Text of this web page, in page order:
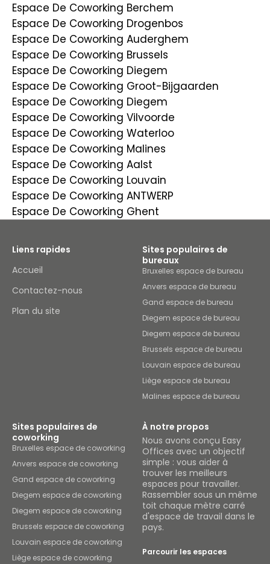
Espace De Coworking Berchem
Espace De Coworking Drogenbos
Espace De Coworking Auderghem
Espace De Coworking Brussels
Espace De Coworking Diegem
Espace De Coworking Groot-Bijgaarden
Espace De Coworking Diegem
Espace De Coworking Vilvoorde
Espace De Coworking Waterloo
Espace De Coworking Malines
Espace De Coworking Aalst
Espace De Coworking Louvain
Espace De Coworking ANTWERP
Espace De Coworking Ghent
Liens rapides
Accueil
Contactez-nous
Plan du site
Sites populaires de
bureaux
Bruxelles espace de bureau
Anvers espace de bureau
Gand espace de bureau
Diegem espace de bureau
Diegem espace de bureau
Brussels espace de bureau
Louvain espace de bureau
Liège espace de bureau
Malines espace de bureau
Sites populaires de
coworking
Bruxelles espace de coworking
Anvers espace de coworking
Gand espace de coworking
Diegem espace de coworking
Diegem espace de coworking
Brussels espace de coworking
Louvain espace de coworking
Liège espace de coworking
À notre propos
Nous avons conçu Easy
Offices avec un objectif
simple : vous aider à
trouver les meilleurs
espaces pour travailler.
Rassembler sous un même
toit chaque mètre carré
d'espace de travail dans le
pays.
Parcourir les espaces